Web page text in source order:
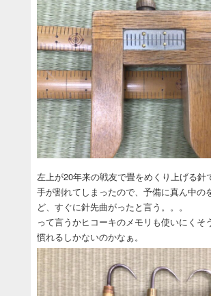
左上が20年来の戦友で畳をめくり上げる針
手が割れてしまったので、予備に真ん中の
ど、すぐに針先曲がったと言う。。。
って言うかヒコーキのメモリも使いにくそ
慣れるしかないのかなぁ。